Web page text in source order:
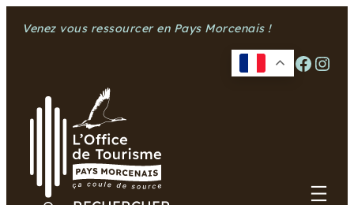
Venez vous ressourcer en Pays Morcenais !
Facebook Instagram